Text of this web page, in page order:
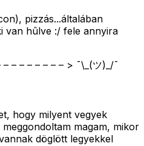
pizzás...általában
van hûlve :/ fele annyira
– – – – – – – > ¯\_(ツ)_/¯
hogy milyent vegyek
magam, mikor
döglött legyekkel